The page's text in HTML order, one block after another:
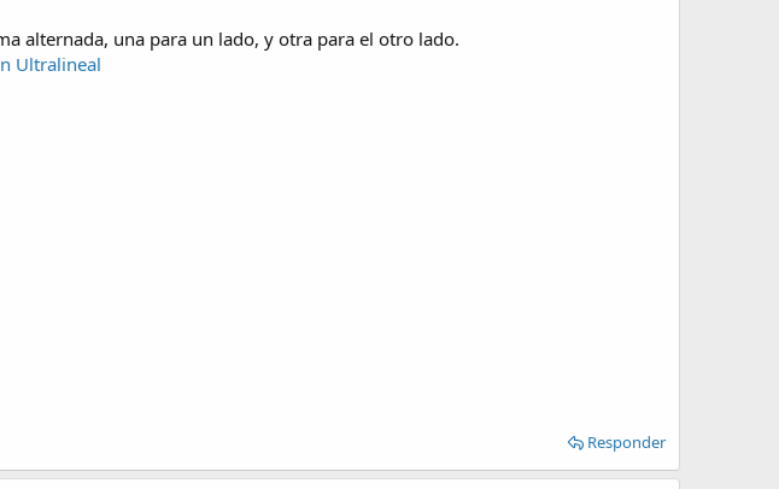
alternada, una para un lado, y otra para el otro lado.
Ultralineal
Responder